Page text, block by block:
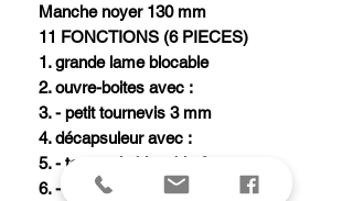
Manche noyer 130 mm
11 FONCTIONS (6 PIECES)
1. grande lame blocable
2. ouvre-boites avec :
3. - petit tournevis 3 mm
4. décapsuleur avec :
5. - tournevis blocable 6 mm
6. - dénude fil électrique